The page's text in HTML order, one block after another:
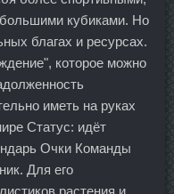
большими кубиками. Но
благах и ресурсах.
которое можно
иметь на руках
Статус: идёт
Очки Команды
Для его
растения и